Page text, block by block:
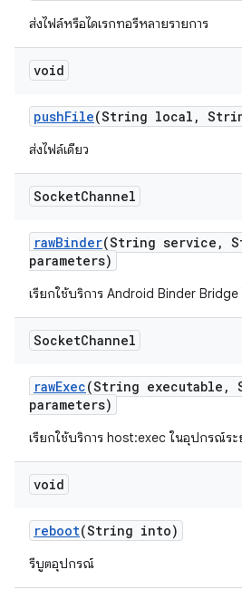
ส่งไฟล์หรือไดเรกทอรีหลายรายการ
void
pushFile(String local ,
ส่งไฟล์เดียว
SocketChannel
rawBinder(String service ,
parameters)
เรียกใช้บริการ Android Binder
SocketChannel
rawExec(String executable ,
parameters)
เรียกใช้บริการ host:exec ในอุปกรณ์ระ
void
reboot(String into)
รีบูตอุปกรณ์